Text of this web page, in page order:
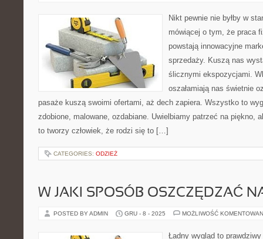
Nikt pewnie nie byłby w
mówiącej o tym, że praca
powstają innowacyjne
sprzedaży. Kuszą nas
ślicznymi ekspozycjami.
oszałamiają nas świetnie
pasaże kuszą swoimi ofertami, aż dech zapiera. Wszystko to
zdobione, malowane, ozdabiane. Uwielbiamy patrzeć na piękno,
to tworzy człowiek, że rodzi się to […]
CATEGORIES: ODZIEŻ
W JAKI SPOSÓB OSZCZĘDZAĆ
POSTED BY ADMIN GRU - 8 - 2025 MOŻLIWOŚĆ
Ładny wygląd to